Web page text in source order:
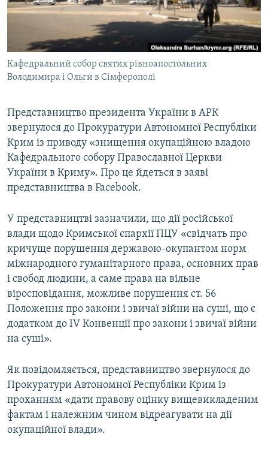
СВІДЧЕННЯ ОКУПАЦІЇ
УКРАЇНСЬКА ПРОБЛЕМА КРИМУ
ІНФОГРАФІКА
Qırımtatar
ДОЛУЧАЙСЯ!
Кафедральний собор святих рівноапостольних
Володимира і Ольги в Сімферополі
Представництво президента України в АРК
звернулося до Прокуратури Автономної Республіки
Крим із приводу «знищення окупаційною владою
Кафедрального собору Православної Церкви
України в Криму». Про це йдеться в заяві
представництва в Facebook.
У представництві зазначили, що дії російської
влади щодо Кримської єпархії ПЦУ «свідчать про
кричуще порушення державою-окупантом норм
міжнародного гуманітарного права, основних прав
і свобод людини, а саме права на вільне
віросповідання, можливе порушення ст. 56
Положення про закони і звичаї війни на суші, що є
додатком до IV Конвенції про закони і звичаї війни
на суші».
Як повідомляється, представництво звернулося до
Прокуратури Автономної Республіки Крим із
проханням «дати правову оцінку вищевикладеним
фактам і належним чином відреагувати на дії
окупаційної влади».